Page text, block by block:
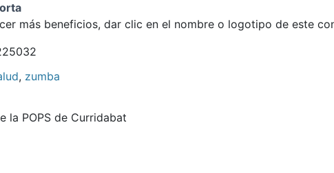
más beneficios, dar clic en el nombre o logotipo de este
, zumba
la POPS de Curridabat